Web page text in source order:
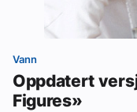
Vann
Oppdatert
Figures»